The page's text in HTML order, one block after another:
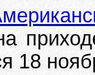
18